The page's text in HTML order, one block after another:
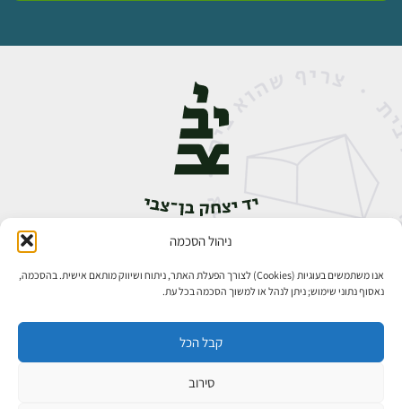
ניהול הסכמה
אנו משתמשים בעוגיות (Cookies) לצורך הפעלת האתר, ניתוח ושיווק מותאם אישית. בהסכמה,
נאסוף נתוני שימוש; ניתן לנהל או למשוך הסכמה בכל עת.
קבל הכל
סירוב
אבן גבירול 14, רחביה, ירושלים